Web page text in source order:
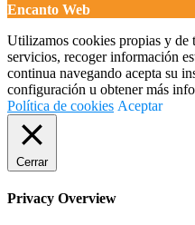
Encanto Web
Utilizamos cookies propias y de
servicios, recoger información
continua navegando acepta su
configuración u obtener más
Política de cookies Aceptar
Cerrar
Privacy Overview